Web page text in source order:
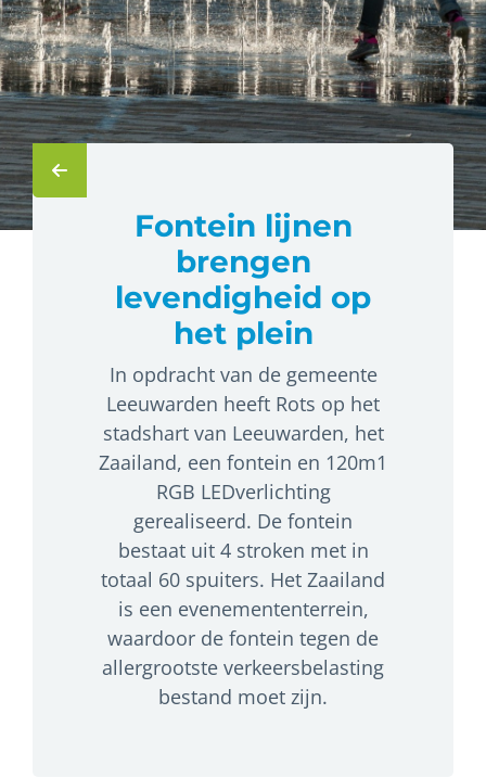
Fontein lijnen
brengen
levendigheid op
het plein
In opdracht van de gemeente
Leeuwarden heeft Rots op het
stadshart van Leeuwarden, het
Zaailand, een fontein en 120m1
RGB LEDverlichting
gerealiseerd. De fontein
bestaat uit 4 stroken met in
totaal 60 spuiters. Het Zaailand
is een evenemententerrein,
waardoor de fontein tegen de
allergrootste verkeersbelasting
bestand moet zijn.